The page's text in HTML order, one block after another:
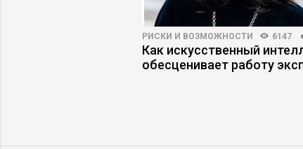
РИСКИ И ВОЗМОЖНОСТИ 6147
Как искусственный
обесценивает работу